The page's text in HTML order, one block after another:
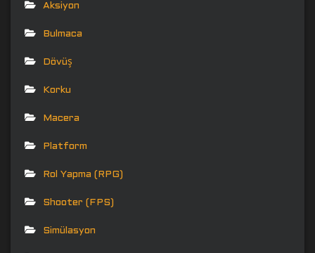
Aksiyon
Bulmaca
Dövüş
Korku
Macera
Platform
Rol Yapma (RPG)
Shooter (FPS)
Simülasyon